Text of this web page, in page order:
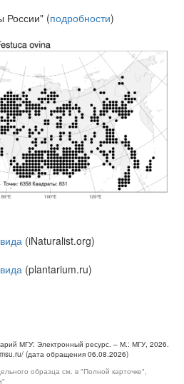
России" (подробности)
(iNaturalist.org)
(plantarium.ru)
МГУ: Электронный ресурс. – М.: МГУ, 2026.
(дата обращения 06.08.2026)
образца см. в "Полной карточке",